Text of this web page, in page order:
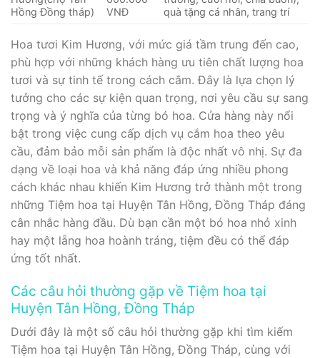
Hồng Đồng tháp)
VNĐ
quà tặng cá nhân, trang trí
Hoa tươi Kim Hương, với mức giá tầm trung đến cao,
phù hợp với những khách hàng ưu tiên chất lượng hoa
tươi và sự tinh tế trong cách cắm. Đây là lựa chọn lý
tưởng cho các sự kiện quan trọng, nơi yêu cầu sự sang
trọng và ý nghĩa của từng bó hoa. Cửa hàng này nổi
bật trong việc cung cấp dịch vụ cắm hoa theo yêu
cầu, đảm bảo mỗi sản phẩm là độc nhất vô nhị. Sự đa
dạng về loại hoa và khả năng đáp ứng nhiều phong
cách khác nhau khiến Kim Hương trở thành một trong
những Tiệm hoa tại Huyện Tân Hồng, Đồng Tháp đáng
cân nhắc hàng đầu. Dù bạn cần một bó hoa nhỏ xinh
hay một lẵng hoa hoành tráng, tiệm đều có thể đáp
ứng tốt nhất.
Các câu hỏi thường gặp về Tiệm hoa tại
Huyện Tân Hồng, Đồng Tháp
Dưới đây là một số câu hỏi thường gặp khi tìm kiếm
Tiệm hoa tại Huyện Tân Hồng, Đồng Tháp, cùng với